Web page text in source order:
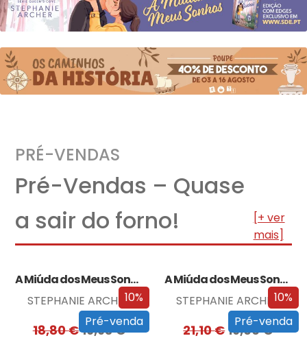
PRÉ-VENDAS
Pré-Vendas – Quase
a sair do forno!
[+ ver
mais]
10%
Pré-venda
A Miúda dos Meus Sonhos
STEPHANIE ARCHER
18,80€16,93€
10%
Pré-venda
A Miúda dos Meus Sonhos – Edição…
STEPHANIE ARCHER
21,10€19,00€